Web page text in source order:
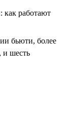
бьюти, более
и шесть